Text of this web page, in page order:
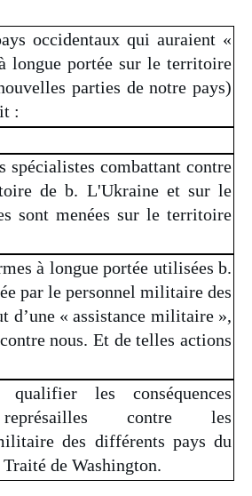
occidentaux qui auraient «
longue portée sur le territoire
parties de notre pays)
:
combattant contre
de b. L'Ukraine et sur le
sont menées sur le territoire
à longue portée utilisées b.
par le personnel militaire des
d’une « assistance militaire »,
nous. Et de telles actions
les conséquences
contre les
des différents pays du
de Washington.